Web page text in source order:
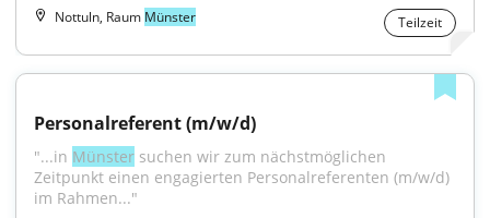
Nottuln, Raum Münster Teilzeit
Personalreferent (m/w/d)
"...in Münster suchen wir zum nächstmöglichen
Zeitpunkt einen engagierten Personalreferenten (m/w/d)
im Rahmen..."